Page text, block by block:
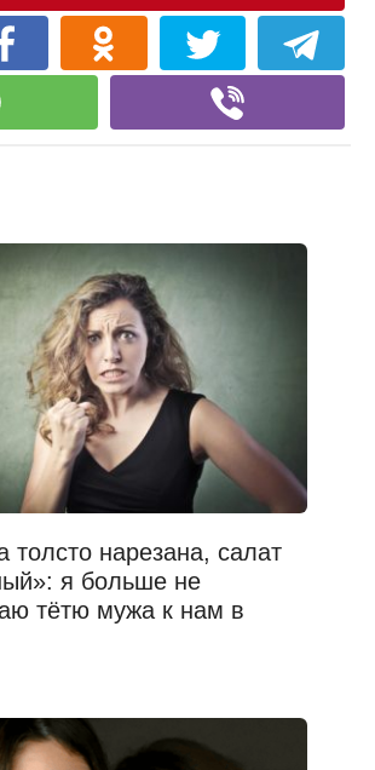
толсто нарезана, салат
я больше не
тётю мужа к нам в